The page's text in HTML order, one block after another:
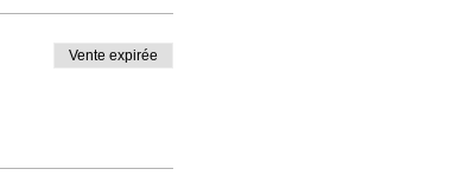
Vente expirée